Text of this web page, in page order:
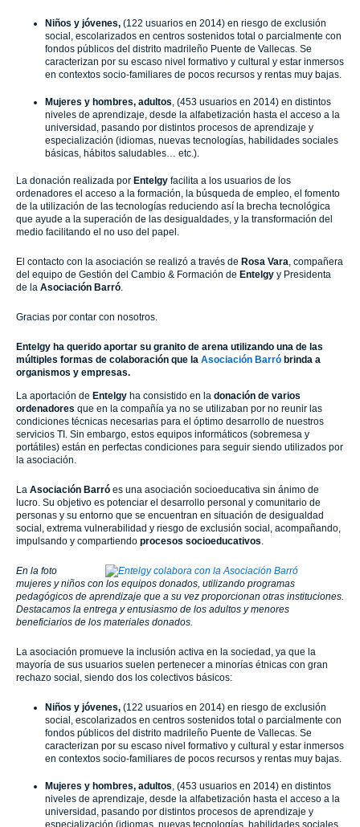
Niños y jóvenes, (122 usuarios en 2014) en riesgo de exclusión
social, escolarizados en centros sostenidos total o parcialmente con
fondos públicos del distrito madrileño Puente de Vallecas. Se
caracterizan por su escaso nivel formativo y cultural y estar inmersos
en contextos socio-familiares de pocos recursos y rentas muy bajas.
Mujeres y hombres, adultos , (453 usuarios en 2014) en distintos
niveles de aprendizaje, desde la alfabetización hasta el acceso a la
universidad, pasando por distintos procesos de aprendizaje y
especialización (idiomas, nuevas tecnologías, habilidades sociales
básicas, hábitos saludables… etc.).
La donación realizada por Entelgy facilita a los usuarios de los
ordenadores el acceso a la formación, la búsqueda de empleo, el fomento
de la utilización de las tecnologías reduciendo así la brecha tecnológica
que ayude a la superación de las desigualdades, y la transformación del
medio facilitando el no uso del papel.
El contacto con la asociación se realizó a través de Rosa Vara , compañera
del equipo de Gestión del Cambio & Formación de Entelgy y Presidenta
de la Asociación Barró
Gracias por contar con nosotros.
Entelgy ha querido aportar su granito de arena utilizando una de las
múltiples formas de colaboración que la Asociación Barró brinda a
organismos y empresas.
La aportación de Entelgy ha consistido en la donación de varios
ordenadores que en la compañía ya no se utilizaban por no reunir las
condiciones técnicas necesarias para el óptimo desarrollo de nuestros
servicios TI. Sin embargo, estos equipos informáticos (sobremesa y
portátiles) están en perfectas condiciones para seguir siendo utilizados por
la asociación.
La Asociación Barró es una asociación socioeducativa sin ánimo de
lucro. Su objetivo es potenciar el desarrollo personal y comunitario de
personas y su entorno que se encuentran en situación de desigualdad
social, extrema vulnerabilidad y riesgo de exclusión social, acompañando,
impulsando y compartiendo procesos socioeducativos.
En la foto
mujeres y niños con los equipos donados, utilizando programas
pedagógicos de aprendizaje que a su vez proporcionan otras instituciones.
Destacamos la entrega y entusiasmo de los adultos y menores
beneficiarios de los materiales donados.
La asociación promueve la inclusión activa en la sociedad, ya que la
mayoría de sus usuarios suelen pertenecer a minorías étnicas con gran
rechazo social, siendo dos los colectivos básicos:
Niños y jóvenes, (122 usuarios en 2014) en riesgo de exclusión
social, escolarizados en centros sostenidos total o parcialmente con
fondos públicos del distrito madrileño Puente de Vallecas. Se
caracterizan por su escaso nivel formativo y cultural y estar inmersos
en contextos socio-familiares de pocos recursos y rentas muy bajas.
Mujeres y hombres, adultos, (453 usuarios en 2014) en distintos
niveles de aprendizaje, desde la alfabetización hasta el acceso a la
universidad, pasando por distintos procesos de aprendizaje y
especialización (idiomas, nuevas tecnologías, habilidades sociales